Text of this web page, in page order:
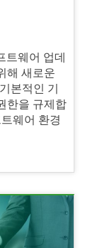
트웨어 업데
해 새로운
본적인 기
한을 규제합
웨어 환경